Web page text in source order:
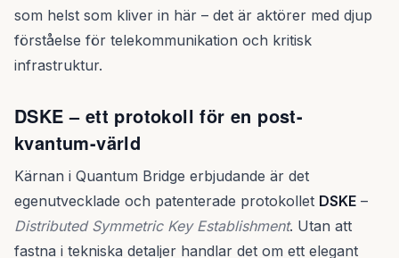
som helst som kliver in här – det är aktörer med djup
förståelse för telekommunikation och kritisk
infrastruktur.
DSKE – ett protokoll för en post-
kvantum-värld
Kärnan i Quantum Bridge erbjudande är det
egenutvecklade och patenterade protokollet DSKE –
Distributed Symmetric Key Establishment. Utan att
fastna i tekniska detaljer handlar det om ett elegant